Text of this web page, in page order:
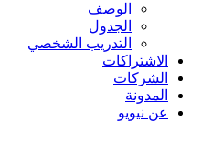
الوصف
الجدول
التدريب الشخصي
الاشتراكات
الشركات
المدونة
عن نيويو